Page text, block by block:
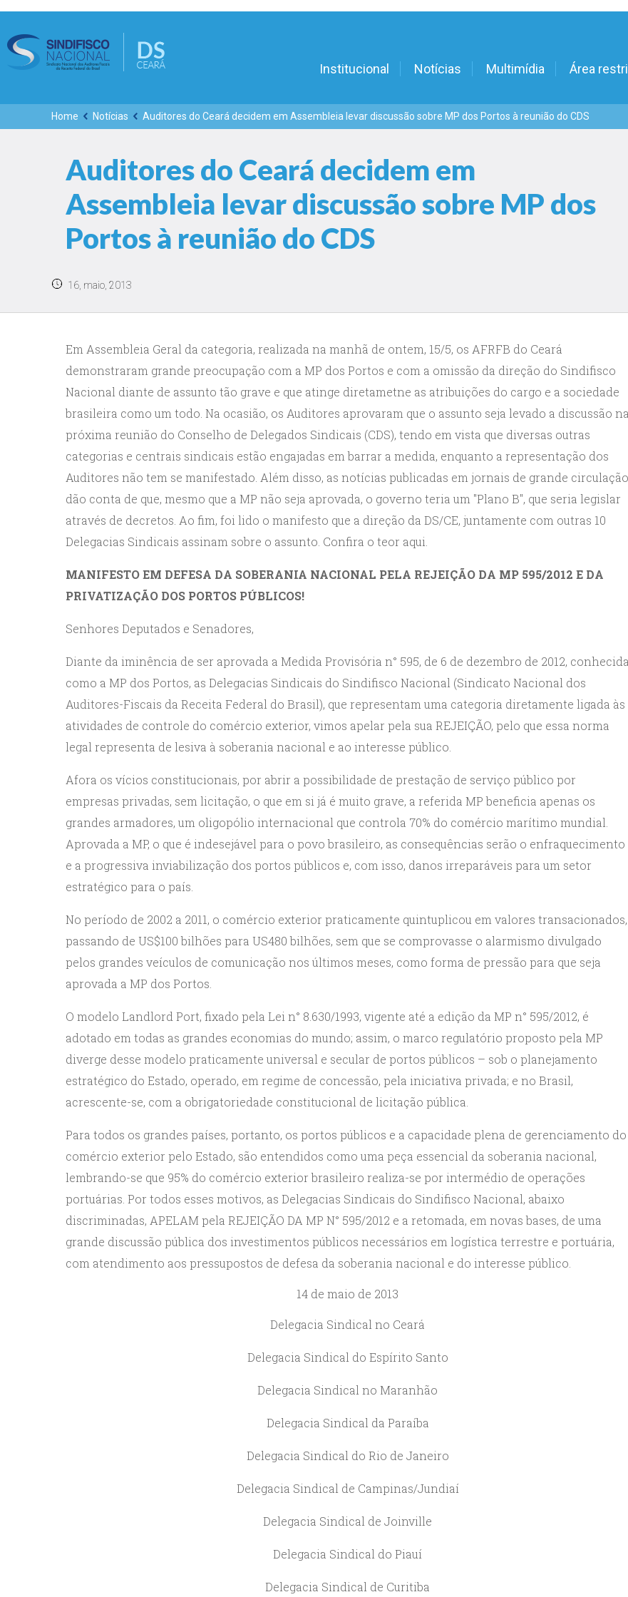
Institucional Notícias Multimídia Área
Home Notícias Auditores do Ceará decidem em Assembleia levar discussão sobre MP dos Portos à reunião do CDS
Auditores do Ceará decidem em
Assembleia levar discussão sobre MP dos
Portos à reunião do CDS
16, maio, 2013
Em Assembleia Geral da categoria, realizada na manhã de ontem, 15/5, os AFRFB do Ceará
demonstraram grande preocupação com a MP dos Portos e com a omissão da direção do Sindifisco
Nacional diante de assunto tão grave e que atinge diretametne as atribuições do cargo e a sociedade
brasileira como um todo. Na ocasião, os Auditores aprovaram que o assunto seja levado a discussão na
próxima reunião do Conselho de Delegados Sindicais (CDS), tendo em vista que diversas outras
categorias e centrais sindicais estão engajadas em barrar a medida, enquanto a representação dos
Auditores não tem se manifestado. Além disso, as notícias publicadas em jornais de grande circulação
dão conta de que, mesmo que a MP não seja aprovada, o governo teria um "Plano B", que seria legislar
através de decretos. Ao fim, foi lido o manifesto que a direção da DS/CE, juntamente com outras 10
Delegacias Sindicais assinam sobre o assunto. Confira o teor aqui.
MANIFESTO EM DEFESA DA SOBERANIA NACIONAL PELA REJEIÇÃO DA MP 595/2012 E DA
PRIVATIZAÇÃO DOS PORTOS PÚBLICOS!
Senhores Deputados e Senadores,
Diante da iminência de ser aprovada a Medida Provisória n° 595, de 6 de dezembro de 2012, conhecida
como a MP dos Portos, as Delegacias Sindicais do Sindifisco Nacional (Sindicato Nacional dos
Auditores-Fiscais da Receita Federal do Brasil), que representam uma categoria diretamente ligada às
atividades de controle do comércio exterior, vimos apelar pela sua REJEIÇÃO, pelo que essa norma
legal representa de lesiva à soberania nacional e ao interesse público.
Afora os vícios constitucionais, por abrir a possibilidade de prestação de serviço público por
empresas privadas, sem licitação, o que em si já é muito grave, a referida MP beneficia apenas os
grandes armadores, um oligopólio internacional que controla 70% do comércio marítimo mundial.
Aprovada a MP, o que é indesejável para o povo brasileiro, as consequências serão o enfraquecimento
e a progressiva inviabilização dos portos públicos e, com isso, danos irreparáveis para um setor
estratégico para o país.
No período de 2002 a 2011, o comércio exterior praticamente quintuplicou em valores transacionados,
passando de US$100 bilhões para US480 bilhões, sem que se comprovasse o alarmismo divulgado
pelos grandes veículos de comunicação nos últimos meses, como forma de pressão para que seja
aprovada a MP dos Portos.
O modelo Landlord Port, fixado pela Lei n° 8.630/1993, vigente até a edição da MP n° 595/2012, é
adotado em todas as grandes economias do mundo; assim, o marco regulatório proposto pela MP
diverge desse modelo praticamente universal e secular de portos públicos – sob o planejamento
estratégico do Estado, operado, em regime de concessão, pela iniciativa privada; e no Brasil,
acrescente-se, com a obrigatoriedade constitucional de licitação pública.
Para todos os grandes países, portanto, os portos públicos e a capacidade plena de gerenciamento do
comércio exterior pelo Estado, são entendidos como uma peça essencial da soberania nacional,
lembrando-se que 95% do comércio exterior brasileiro realiza-se por intermédio de operações
portuárias. Por todos esses motivos, as Delegacias Sindicais do Sindifisco Nacional, abaixo
discriminadas, APELAM pela REJEIÇÃO DA MP N° 595/2012 e a retomada, em novas bases, de uma
grande discussão pública dos investimentos públicos necessários em logística terrestre e portuária,
com atendimento aos pressupostos de defesa da soberania nacional e do interesse público.
14 de maio de 2013
Delegacia Sindical no Ceará
Delegacia Sindical do Espírito Santo
Delegacia Sindical no Maranhão
Delegacia Sindical da Paraíba
Delegacia Sindical do Rio de Janeiro
Delegacia Sindical de Campinas/Jundiaí
Delegacia Sindical de Joinville
Delegacia Sindical do Piauí
Delegacia Sindical de Curitiba